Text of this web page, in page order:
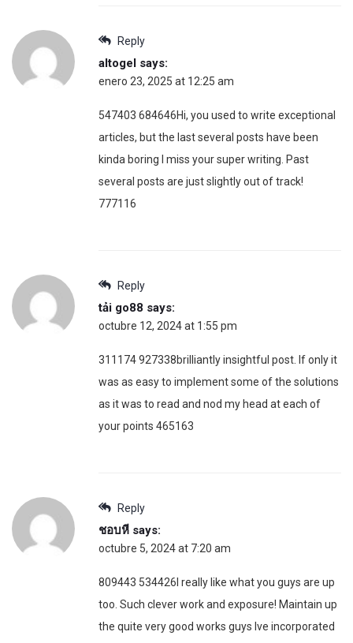
Reply
altogel says:
enero 23, 2025 at 12:25 am
547403 684646Hi, you used to write exceptional
articles, but the last several posts have been
kinda boring I miss your super writing. Past
several posts are just slightly out of track!
777116
Reply
tải go88 says:
octubre 12, 2024 at 1:55 pm
311174 927338brilliantly insightful post. If only it
was as easy to implement some of the solutions
as it was to read and nod my head at each of
your points 465163
Reply
ชอบหี says:
octubre 5, 2024 at 7:20 am
809443 534426I really like what you guys are up
too. Such clever work and exposure! Maintain up
the quite very good works guys Ive incorporated